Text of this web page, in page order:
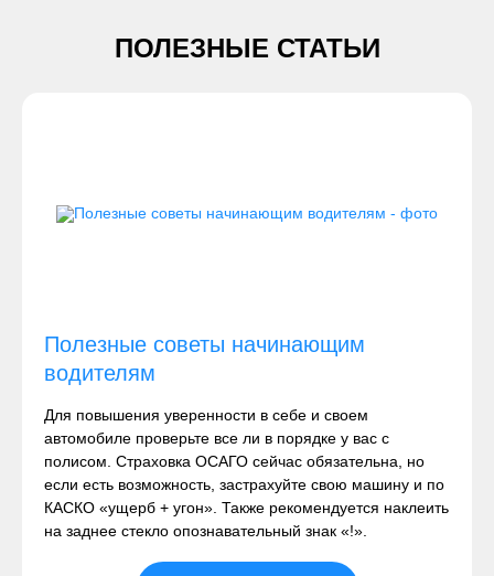
ПОЛЕЗНЫЕ СТАТЬИ
Полезные советы начинающим
водителям
Для повышения уверенности в себе и своем
автомобиле проверьте все ли в порядке у вас с
полисом. Страховка ОСАГО сейчас обязательна, но
если есть возможность, застрахуйте свою машину и по
КАСКО «ущерб + угон». Также рекомендуется наклеить
на заднее стекло опознавательный знак «!».